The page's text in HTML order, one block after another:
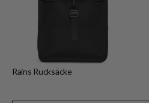
Rains Rucksäcke